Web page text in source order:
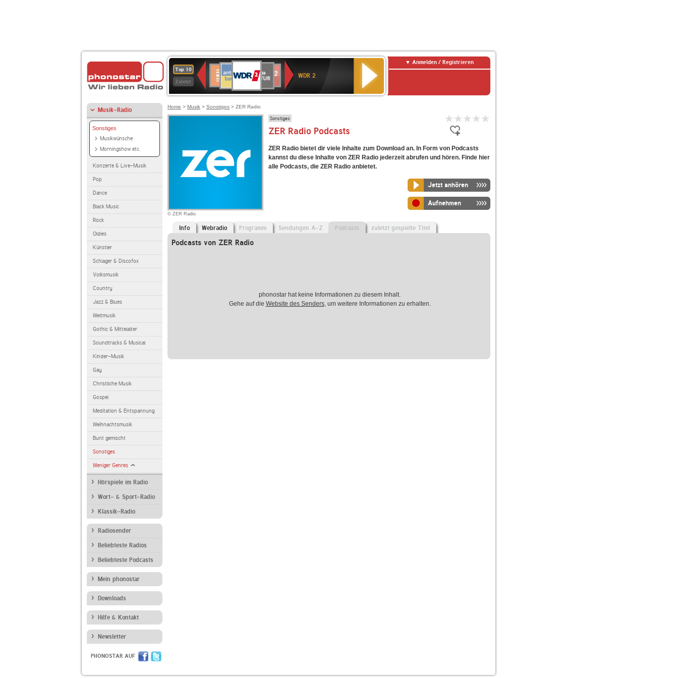
Top 10
Zuletzt
Deutschlandfunk
90er
OLDIE
ANTENNE
4
KLASSIK
Deutschlandfunk
KulturBAYERN
2
Kultur
NDR
2
WDR 2
Anmelden / Registrieren
Musik-Radio
Sonstiges
Musikwünsche
Morningshow etc.
Konzerte & Live-Musik
Pop
Dance
Black Music
Rock
Oldies
Künstler
Schlager & Discofox
Volksmusik
Country
Jazz & Blues
Weltmusik
Gothic & Mittelalter
Soundtracks & Musical
Kinder-Musik
Gay
Christliche Musik
Gospel
Meditation & Entspannung
Weihnachtsmusik
Bunt gemischt
Sonstiges
Weniger Genres
Hörspiele im Radio
Wort- & Sport-Radio
Klassik-Radio
Radiosender
Beliebteste Radios
Beliebteste Podcasts
Mein phonostar
Downloads
Hilfe & Kontakt
Newsletter
PHONOSTAR AUF
Home > Musik > Sonstiges > ZER Radio
© ZER Radio
Sonstiges
ZER Radio Podcasts
ZER Radio bietet dir viele Inhalte zum Download an. In Form von Podcasts
kannst du diese Inhalte von ZER Radio jederzeit abrufen und hören. Finde hier
alle Podcasts, die ZER Radio anbietet.
Jetzt anhören
Aufnehmen
Info Webradio Programm Sendungen A-Z Podcasts zuletzt gespielte Titel
Podcasts von ZER Radio
phonostar hat keine Informationen zu diesem Inhalt.
Gehe auf die Website des Senders, um weitere Informationen zu erhalten.